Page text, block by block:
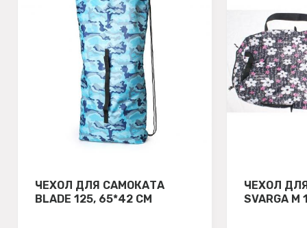
ЧЕХОЛ ДЛЯ САМОКАТА
BLADE 125, 65*42 СМ
ЧЕХОЛ
SVARGA М